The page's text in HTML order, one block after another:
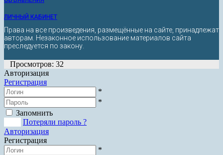
ЛИЧНЫЙ КАБИНЕТ
Права на все произведения, размещённые на сайте, принадлежат
авторам. Незаконное использование материалов сайта
преследуется по закону.
Просмотров: 32
Авторизация
Регистрация
*
*
Запомнить
Потеряли пароль ?
Авторизация
Регистрация
*